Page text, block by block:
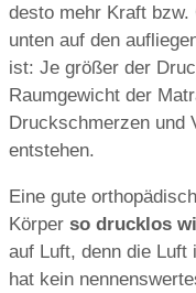
desto mehr Kraft
unten auf den
ist: Je größer der
Raumgewicht der
Druckschmerzen und
entstehen.
Eine gute
Körper so drucklos
auf Luft, denn die Luft
hat kein